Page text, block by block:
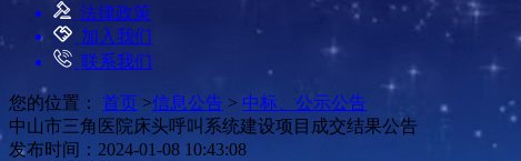
法律政策
加入我们
联系我们
您的位置： 首页 >信息公告 > 中标、公示公告
中山市三角医院床头呼叫系统建设项目成交结果公告
发布时间：2024-01-08 10:43:08